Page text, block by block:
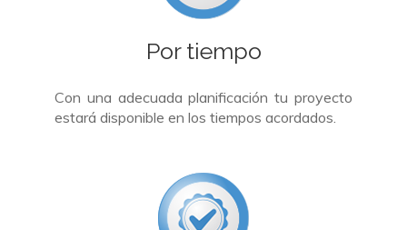
Por tiempo
Con una adecuada planificación tu proyecto
estará disponible en los tiempos acordados.